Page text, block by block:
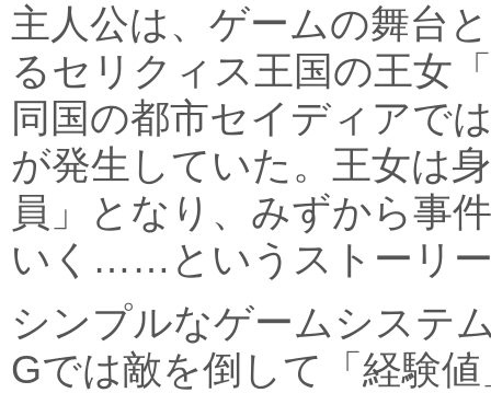
主人公は、ゲームの舞台
るセリクィス王国の王女
同国の都市セイディアで
が発生していた。王女は
員」となり、みずから事
いく……というストーリ
シンプルなゲームシステ
Gでは敵を倒して「経験